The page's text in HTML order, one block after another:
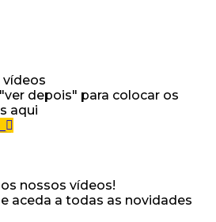
vídeos
depois" para colocar os
aqui
nossos vídeos!
aceda a todas as novidades